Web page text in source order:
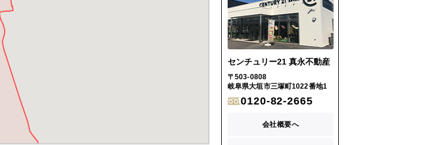
センチュリー21 真永不動産
〒503-0808
岐阜県大垣市三塚町1022番地1
0120-82-2665
会社概要へ